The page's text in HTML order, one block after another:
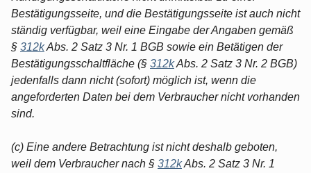
Bestätigungsseite, und die Bestätigungsseite ist auch nicht
ständig verfügbar, weil eine Eingabe der Angaben gemäß
§ 312kAbs. 2 Satz 3 Nr. 1 BGB sowie ein Betätigen der
Bestätigungsschaltfläche (§ 312kAbs. 2 Satz 3 Nr. 2 BGB)
jedenfalls dann nicht (sofort) möglich ist, wenn die
angeforderten Daten bei dem Verbraucher nicht vorhanden
sind.
(c) Eine andere Betrachtung ist nicht deshalb geboten,
weil dem Verbraucher nach § 312kAbs. 2 Satz 3 Nr. 1